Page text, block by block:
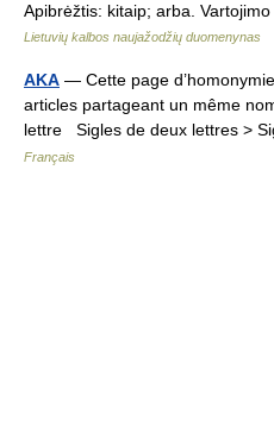
Apibrėžtis: kitaip; arba.
Lietuvių kalbos naujažodžių duomenynas
AKA — Cette page
articles partageant un même
lettre Sigles de deux lettres >
Français